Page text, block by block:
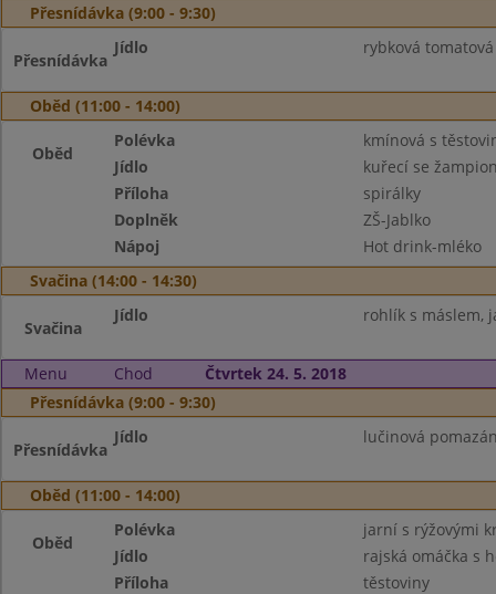
Přesnídávka (9:00 - 9:30)
Přesnídávka
Jídlo rybková
Oběd (11:00 - 14:00)
Oběd
Polévka
kmínová s
Jídlo
kuřecí se
Příloha
spirálky
Doplněk
ZŠ-Jablko
Nápoj
Hot drink-mléko
Svačina (14:00 - 14:30)
Svačina
Jídlo rohlík s máslem,
Menu Chod
Čtvrtek 24. 5. 2018
Přesnídávka (9:00 - 9:30)
Přesnídávka
Jídlo lučinová
Oběd (11:00 - 14:00)
Oběd
Polévka
jarní s rýžovými
Jídlo
rajská omáčka s
Příloha
těstoviny